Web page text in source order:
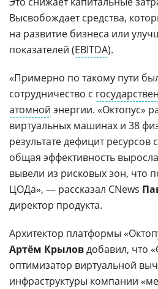
Высвобождает средства,
на развитие бизнеса или
показателей (EBITDA).
«Примерно по такому пути
сотрудничество с
атомной энергии. «Октопус»
виртуальных машинах и 38
результате дефицит ресурсов
общая эффективность
вывели из рисковых зон, что
ЦОДа», — рассказал CNews
директор продукта.
Архитектор платформы
Артём Крыловдобавил, что
оптимизатор виртуальной
инфраструктуры компании